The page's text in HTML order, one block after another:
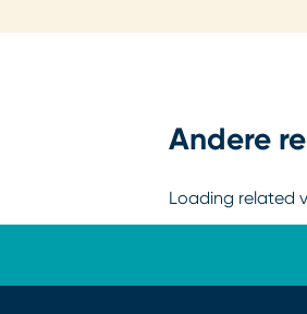
Andere
Loading related